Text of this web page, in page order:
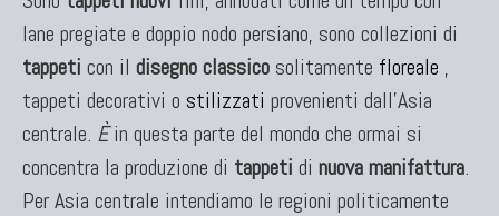
TAPPETI ANTICHI DA COLLEZIONE
Tappeti Anatolici Antichi
Tappeti Cinesi Antichi
Tappeti Turcomanni Antichi
Tappeti Agra Antichi E Antica Asia
lane pregiate e doppio nodo persiano, sono collezioni di
tappeti con il disegno classico solitamente floreale ,
tappeti decorativi o stilizzati provenienti dall'Asia
centrale. Èin questa parte del mondo che ormai si
concentra la produzione di tappeti di nuova manifattura.
Per Asia centrale intendiamo le regioni politicamente